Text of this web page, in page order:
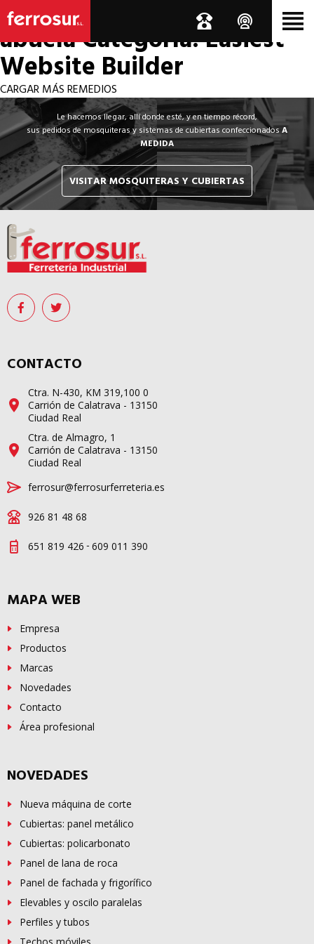
Los por si acaso de la
abuelaCategoría: Easiest
Website Builder
CARGAR MÁS REMEDIOS
Le hacemos llegar, allí donde esté, y en tiempo récord,
sus pedidos de mosquiteras y sistemas de cubiertas confeccionadosA
MEDIDA
VISITAR MOSQUITERAS Y CUBIERTAS
CONTACTO
Ctra. N-430, KM 319,100 0
Carrión de Calatrava - 13150
Ciudad Real
Ctra. de Almagro, 1
Carrión de Calatrava - 13150
Ciudad Real
ferrosur@ferrosurferreteria.es
926 81 48 68
651 819 426 - 609 011 390
MAPA WEB
Empresa
Productos
Marcas
Novedades
Contacto
Área profesional
NOVEDADES
Nueva máquina de corte
Cubiertas: panel metálico
Cubiertas: policarbonato
Panel de lana de roca
Panel de fachada y frigorífico
Elevables y oscilo paralelas
Perfiles y tubos